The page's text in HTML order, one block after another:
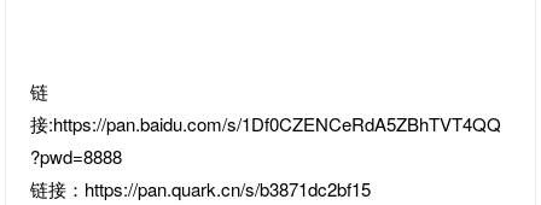
链
接:https://pan.baidu.com/s/1Df0CZENCeRdA5ZBhTVT4QQ
?pwd=8888
链接：https://pan.quark.cn/s/b3871dc2bf15